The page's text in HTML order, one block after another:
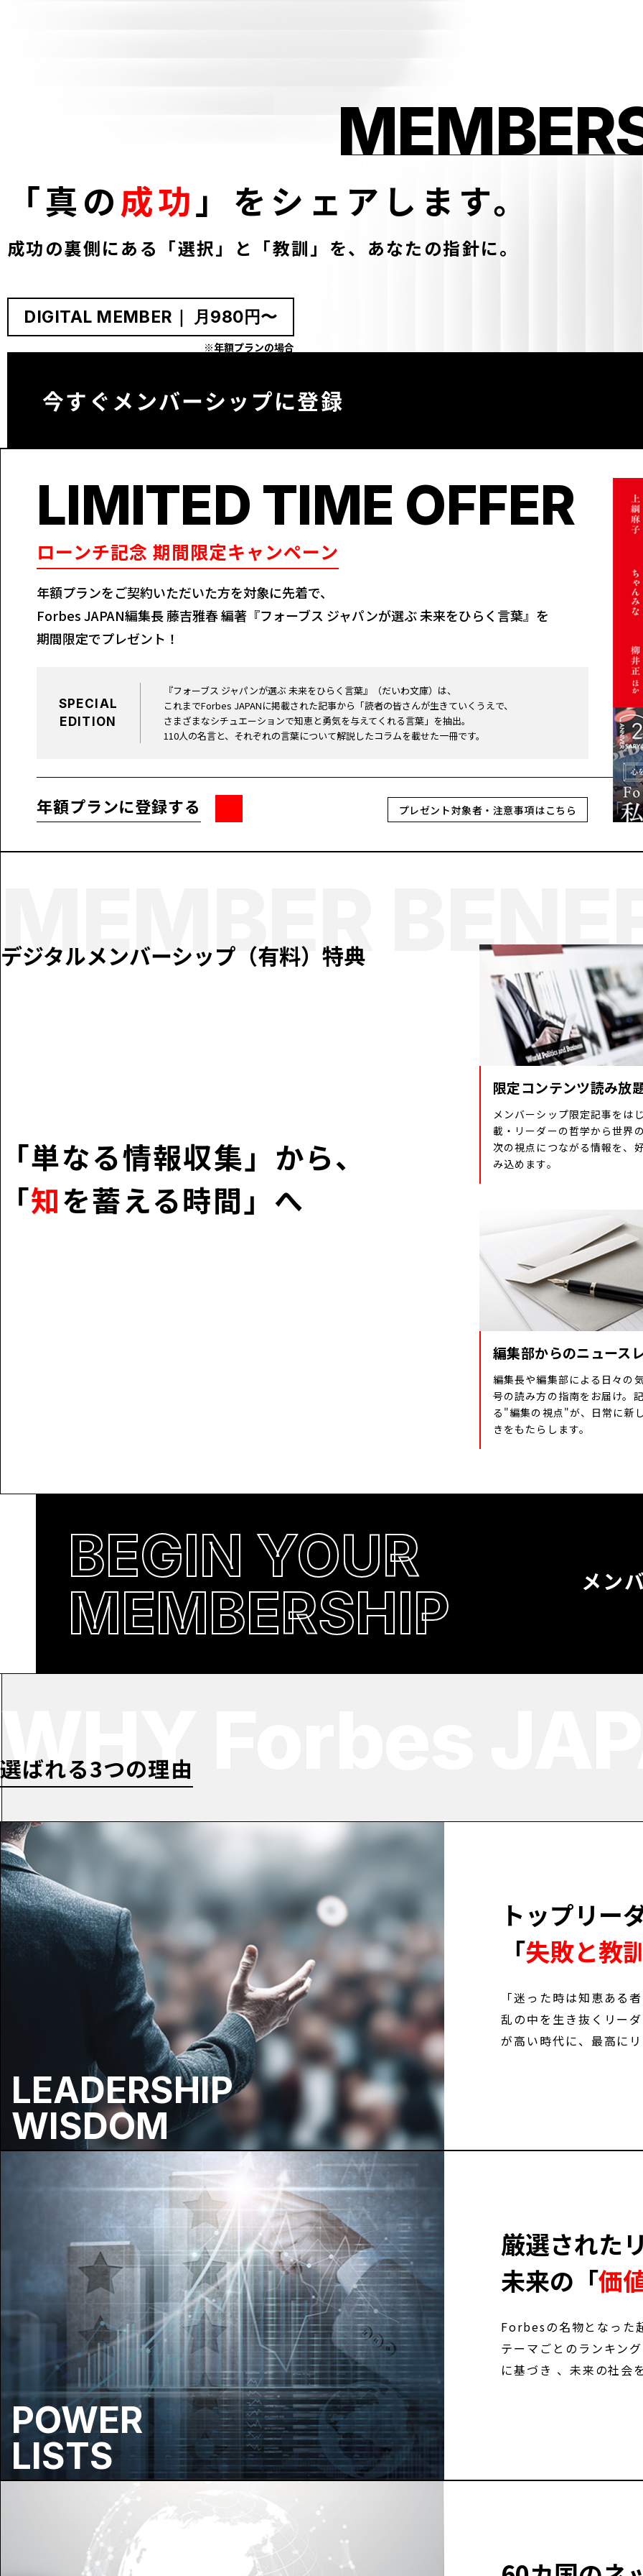
「真の成功 」をシェアします。
成功の裏側にある「選択」と「教訓」を、 あなたの指針に。
DIGITAL MEMBER ｜ 月980円〜
※年額プランの場合
今すぐメンバーシップに登録
LIMITED TIME OFFER
ローンチ記念 期間限定キャンペーン
年額プランをご契約いただいた方を対象に先着で、
Forbes JAPAN編集長 藤吉雅春 編著『フォーブス ジャパンが選ぶ 未来をひらく言葉』を
期間限定でプレゼント！
SPECIAL
EDITION
『フォーブス ジャパンが選ぶ 未来をひらく言葉』（だいわ文庫）は、
これまでForbes JAPANに掲載された記事から「読者の皆さんが生きていくうえで、
さまざまなシチュエーションで知恵と勇気を与えてくれる言葉」を抽出。
110人の名言と、それぞれの言葉について解説したコラムを載せた一冊です。
年額プランに登録する プレゼント対象者・注意事項はこちら
MEMBER
デジタルメンバーシップ （有料）特典
「単なる情報収集」から、
「知を蓄える時間」へ
限定コンテンツ読み放
メンバーシップ限定記事をは
載・リーダーの哲学から世界
次の視点につながる情報を、
み込めます。
編集部からのニュース
編集長や編集部による日々の
号の読み方の指南をお届け。
る"編集の視点"が、日常に新
きをもたらします。
BEGIN YOUR
MEMBERSHIP
メン
WHY Forbes
選ばれる3つの理由
LEADERSHIP
WISDOM
トップリー
「失敗と教
「迷った時は知恵ある
乱の中を生き抜くリー
が高い時代に、最高に
POWER
LISTS
厳選された
未来の「価
Forbesの名物となった
テーマごとのランキン
に基づき 、未来の社会